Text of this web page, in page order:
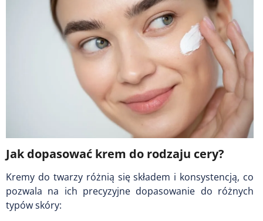
Jak dopasować krem do rodzaju cery?
Kremy do twarzy różnią się składem i konsystencją, co
pozwala na ich precyzyjne dopasowanie do różnych
typów skóry: